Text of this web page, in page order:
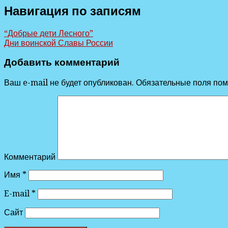
Навигация по записям
“Добрые дети Лесного”
Дни воинской Славы России
Добавить комментарий
Ваш e-mail не будет опубликован. Обязательные поля
Комментарий
Имя *
E-mail *
Сайт